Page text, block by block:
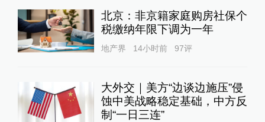
北京：非京籍家庭购房社保个
税缴纳年限下调为一年
地产界 14小时前 97评
大外交｜美方“边谈边施压”侵
蚀中美战略稳定基础，中方反
制“一日三连”